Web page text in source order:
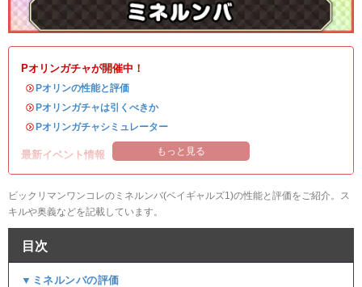
Pオリンガチャが開催中！
・Pオリンの性能と評価
・Pオリンガチャは引くべきか
・Pオリンガチャシミュレーター
最新イベント情報 もっと見る
ビックリマンワンコレのミネルンバ(ベイギャルズ1)の性能と評価をご紹介。ス
キルや奥義などを記載しています。
目次
▼ミネルンバの評価